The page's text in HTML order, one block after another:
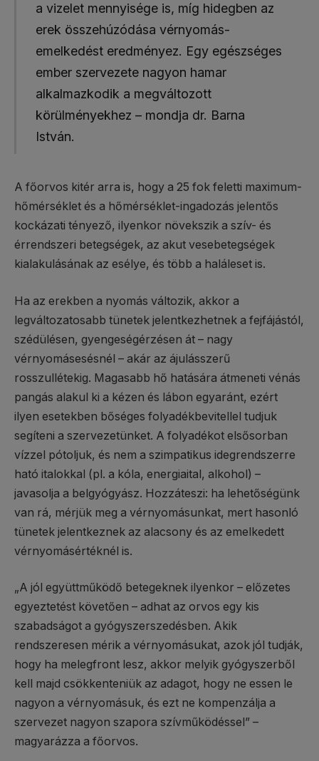
a vizelet mennyisége is, míg hidegben az
erek összehúzódása vérnyomás-
emelkedést eredményez. Egy egészséges
ember szervezete nagyon hamar
alkalmazkodik a megváltozott
körülményekhez – mondja dr. Barna
István.
A főorvos kitér arra is, hogy a 25 fok feletti maximum-
hőmérséklet és a hőmérséklet-ingadozás jelentős
kockázati tényező, ilyenkor növekszik a szív- és
érrendszeri betegségek, az akut vesebetegségek
kialakulásának az esélye, és több a haláleset is.
Ha az erekben a nyomás változik, akkor a
legváltozatosabb tünetek jelentkezhetnek a fejfájástól,
szédülésen, gyengeségérzésen át – nagy
vérnyomásesésnél – akár az ájulásszerű
rosszullétekig. Magasabb hő hatására átmeneti vénás
pangás alakul ki a kézen és lábon egyaránt, ezért
ilyen esetekben bőséges folyadékbevitellel tudjuk
segíteni a szervezetünket. A folyadékot elsősorban
vízzel pótoljuk, és nem a szimpatikus idegrendszerre
ható italokkal (pl. a kóla, energiaital, alkohol) –
javasolja a belgyógyász. Hozzáteszi: ha lehetőségünk
van rá, mérjük meg a vérnyomásunkat, mert hasonló
tünetek jelentkeznek az alacsony és az emelkedett
vérnyomásértéknél is.
„A jól együttműködő betegeknek ilyenkor – előzetes
egyeztetést követően – adhat az orvos egy kis
szabadságot a gyógyszerszedésben. Akik
rendszeresen mérik a vérnyomásukat, azok jól tudják,
hogy ha melegfront lesz, akkor melyik gyógyszerből
kell majd csökkenteniük az adagot, hogy ne essen le
nagyon a vérnyomásuk, és ezt ne kompenzálja a
szervezet nagyon szapora szívműködéssel” –
magyarázza a főorvos.